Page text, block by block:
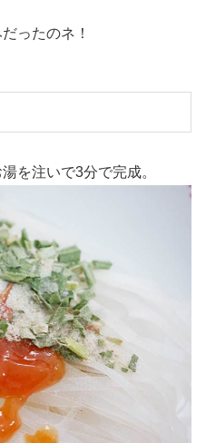
ったのネ！
を注いで3分で完成。